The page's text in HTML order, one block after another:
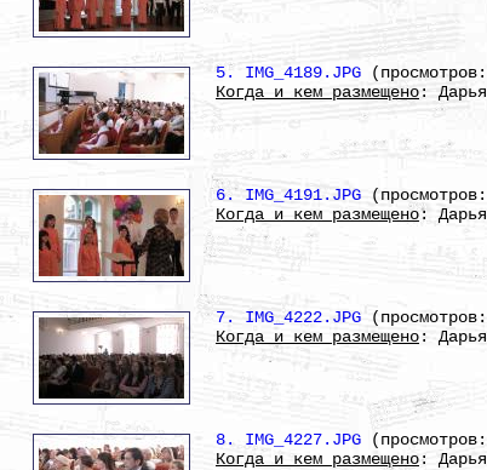
5. IMG_4189.JPG
Когда и кем размещено:
6. IMG_4191.JPG
Когда и кем размещено:
7. IMG_4222.JPG
Когда и кем размещено:
8. IMG_4227.JPG
Когда и кем размещено: